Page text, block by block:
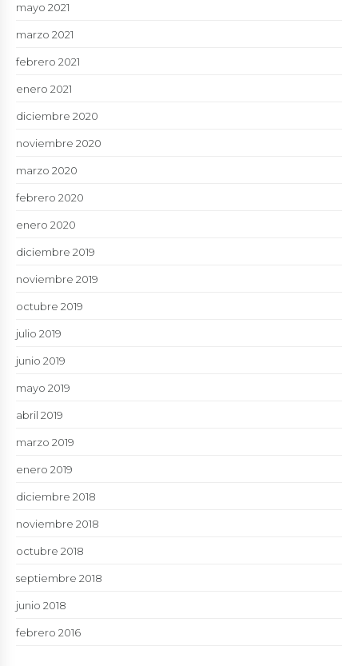
mayo 2021
marzo 2021
febrero 2021
enero 2021
diciembre 2020
noviembre 2020
marzo 2020
febrero 2020
enero 2020
diciembre 2019
noviembre 2019
octubre 2019
julio 2019
junio 2019
mayo 2019
abril 2019
marzo 2019
enero 2019
diciembre 2018
noviembre 2018
octubre 2018
septiembre 2018
junio 2018
febrero 2016